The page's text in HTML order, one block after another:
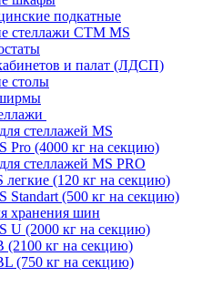
подкатные
стеллажи CTM MS
и палат (ЛДСП)
столы
стеллажей MS
Pro (4000 кг на секцию)
стеллажей MS PRO
легкие (120 кг на секцию)
Standart (500 кг на секцию)
хранения шин
U (2000 кг на секцию)
(2100 кг на секцию)
(750 кг на секцию)